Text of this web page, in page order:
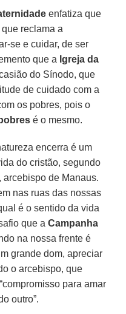
enfatiza que
reclama a
se e cuidar, de ser
que a Igreja da
do Sínodo, que
de cuidado com a
os pobres, pois o
é o mesmo.
encerra é um
do cristão, segundo
arcebispo de Manaus.
nas ruas das nossas
é o sentido da vida
que aCampanha
na nossa frente é
grande dom, apreciar
o arcebispo, que
para amar
outro”.